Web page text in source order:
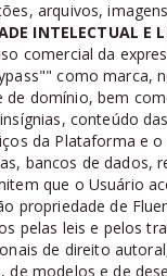
arquivos,
INTELECTUAL E
comercial da
como marca,
de domínio, bem
conteúdo
da Plataforma e
bancos de dados,
que o Usuário
propriedade de
pelas leis e pelos
de direito
de modelos e de